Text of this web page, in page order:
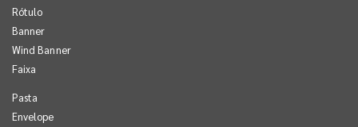
Rótulo
Banner
Wind Banner
Faixa
Pasta
Envelope